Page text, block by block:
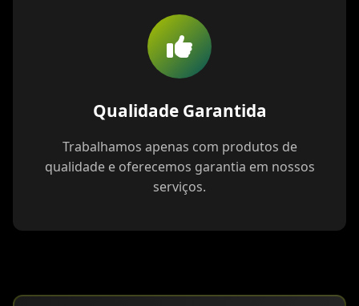
Qualidade Garantida
Trabalhamos apenas com produtos de
qualidade e oferecemos garantia em nossos
serviços.